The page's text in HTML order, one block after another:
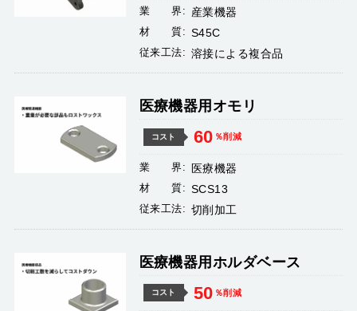
業 界: 産業機器
材 質: S45C
従来工法: 溶接による複合品
医療機器用オモリ
コスト 60 ％削減
業 界: 医療機器
材 質: SCS13
従来工法: 切削加工
医療機器用ホルダベース
コスト 50 ％削減